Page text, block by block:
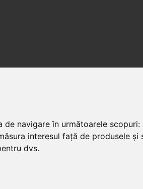
navigare în următoarele scopuri:
interesul față de produsele și
dvs.